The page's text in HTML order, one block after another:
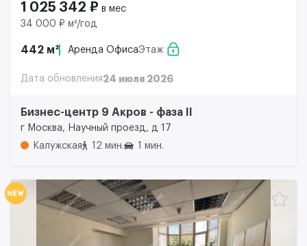
1 025 342 ₽ в мес
34 000 ₽ м²/год
442 м² Аренда ОфисаЭтаж
Дата обновления24 июля 2026
Бизнес-центр 9 Акров - фаза II
г Москва, Научный проезд, д 17
Калужская
12 мин. 1 мин.